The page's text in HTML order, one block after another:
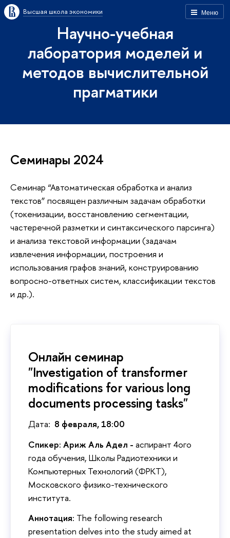
Меню
Высшая школа экономики
Научно-учебная
лаборатория моделей и
методов вычислительной
прагматики
Семинары 2024
Семинар “Автоматическая обработка и анализ
текстов” посвящен различным задачам обработки
(токенизации, восстановлению сегментации,
частеречной разметки и синтаксического парсинга)
и анализа текстовой информации (задачам
извлечения информации, построения и
использования графов знаний, конструированию
вопросно-ответных систем, классификации текстов
и др.).
Онлайн семинар
"Investigation of transformer
modifications for various long
documents processing tasks"
Дата: 8 февраля, 18:00
Спикер: Ариж Аль Адел - аспирант 4ого
года обучения, Школы Радиотехники и
Компьютерных Технологий (ФРКТ),
Московского физико-технического
института.
Аннотация: The following research
presentation delves into the study aimed at